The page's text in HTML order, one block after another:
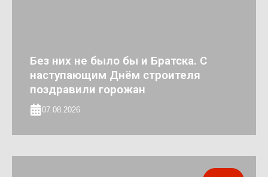
Без них не было бы и Братска. С
наступающим Днём строителя
поздравили горожан
07.08.2026